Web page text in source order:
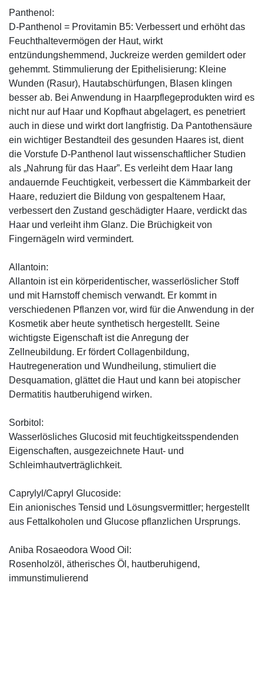
Panthenol:
D-Panthenol = Provitamin B5: Verbessert und erhöht das
Feuchthaltevermögen der Haut, wirkt
entzündungshemmend, Juckreize werden gemildert oder
gehemmt. Stimmulierung der Epithelisierung: Kleine
Wunden (Rasur), Hautabschürfungen, Blasen klingen
besser ab. Bei Anwendung in Haarpflegeprodukten wird es
nicht nur auf Haar und Kopfhaut abgelagert, es penetriert
auch in diese und wirkt dort langfristig. Da Pantothensäure
ein wichtiger Bestandteil des gesunden Haares ist, dient
die Vorstufe D-Panthenol laut wissenschaftlicher Studien
als „Nahrung für das Haar”. Es verleiht dem Haar lang
andauernde Feuchtigkeit, verbessert die Kämmbarkeit der
Haare, reduziert die Bildung von gespaltenem Haar,
verbessert den Zustand geschädigter Haare, verdickt das
Haar und verleiht ihm Glanz. Die Brüchigkeit von
Fingernägeln wird vermindert.
Allantoin:
Allantoin ist ein körperidentischer, wasserlöslicher Stoff
und mit Harnstoff chemisch verwandt. Er kommt in
verschiedenen Pflanzen vor, wird für die Anwendung in der
Kosmetik aber heute synthetisch hergestellt. Seine
wichtigste Eigenschaft ist die Anregung der
Zellneubildung. Er fördert Collagenbildung,
Hautregeneration und Wundheilung, stimuliert die
Desquamation, glättet die Haut und kann bei atopischer
Dermatitis hautberuhigend wirken.
Sorbitol:
Wasserlösliches Glucosid mit feuchtigkeitsspendenden
Eigenschaften, ausgezeichnete Haut- und
Schleimhautverträglichkeit.
Caprylyl/Capryl Glucoside:
Ein anionisches Tensid und Lösungsvermittler; hergestellt
aus Fettalkoholen und Glucose pflanzlichen Ursprungs.
Aniba Rosaeodora Wood Oil:
Rosenholzöl, ätherisches Öl, hautberuhigend,
immunstimulierend